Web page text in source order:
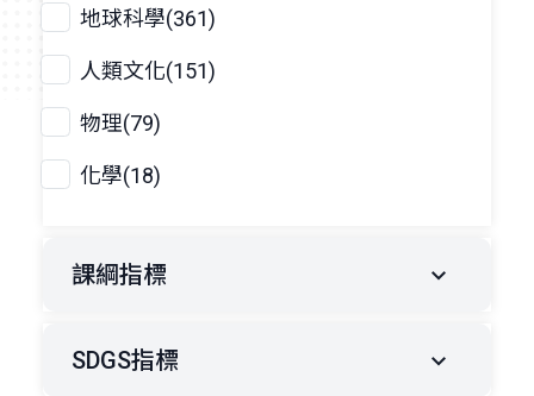
地球科學(361)
人類文化(151)
物理(79)
化學(18)
課綱指標
SDGS指標